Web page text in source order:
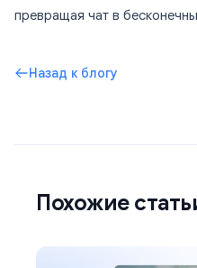
превращая чат в
Назад к блогу
Похожие